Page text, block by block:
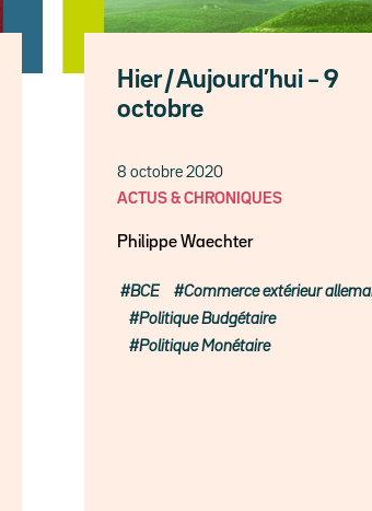
Hier / Aujourd’hui – 9
octobre
8 octobre 2020
ACTUS & CHRONIQUES
Philippe Waechter
BCE
Commerce extérieur
Politique Budgétaire
Politique Monétaire